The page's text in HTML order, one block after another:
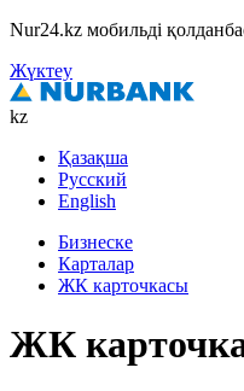
Nur24.kz мобильді
Жүктеу
kz
Қазақша
Русский
English
Бизнеске
Карталар
ЖК карточкасы
ЖК